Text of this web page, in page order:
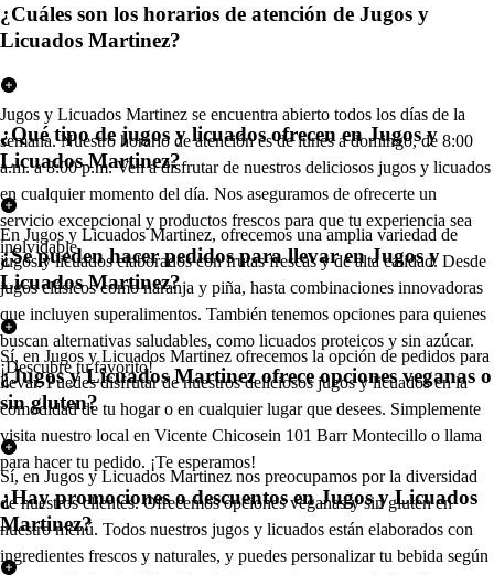
¿Cuáles son los horarios de atención de Jugos y
Licuados Martinez?
Jugos y Licuados Martinez se encuentra abierto todos los días de la
semana. Nuestro horario de atención es de lunes a domingo, de 8:00
a.m. a 8:00 p.m. Ven a disfrutar de nuestros deliciosos jugos y licuados
en cualquier momento del día. Nos aseguramos de ofrecerte un
servicio excepcional y productos frescos para que tu experiencia sea
inolvidable.
¿Qué tipo de jugos y licuados ofrecen en Jugos y
Licuados Martinez?
En Jugos y Licuados Martinez, ofrecemos una amplia variedad de
jugos y licuados elaborados con frutas frescas y de alta calidad. Desde
jugos clásicos como naranja y piña, hasta combinaciones innovadoras
que incluyen superalimentos. También tenemos opciones para quienes
buscan alternativas saludables, como licuados proteicos y sin azúcar.
¡Descubre tu favorito!
¿Se pueden hacer pedidos para llevar en Jugos y
Licuados Martinez?
Sí, en Jugos y Licuados Martinez ofrecemos la opción de pedidos para
llevar. Puedes disfrutar de nuestros deliciosos jugos y licuados en la
comodidad de tu hogar o en cualquier lugar que desees. Simplemente
visita nuestro local en Vicente Chicosein 101 Barr Montecillo o llama
para hacer tu pedido. ¡Te esperamos!
¿Jugos y Licuados Martinez ofrece opciones veganas o
sin gluten?
Sí, en Jugos y Licuados Martinez nos preocupamos por la diversidad
de nuestros clientes. Ofrecemos opciones veganas y sin gluten en
nuestro menú. Todos nuestros jugos y licuados están elaborados con
ingredientes frescos y naturales, y puedes personalizar tu bebida según
¿Hay promociones o descuentos en Jugos y Licuados
Martinez?